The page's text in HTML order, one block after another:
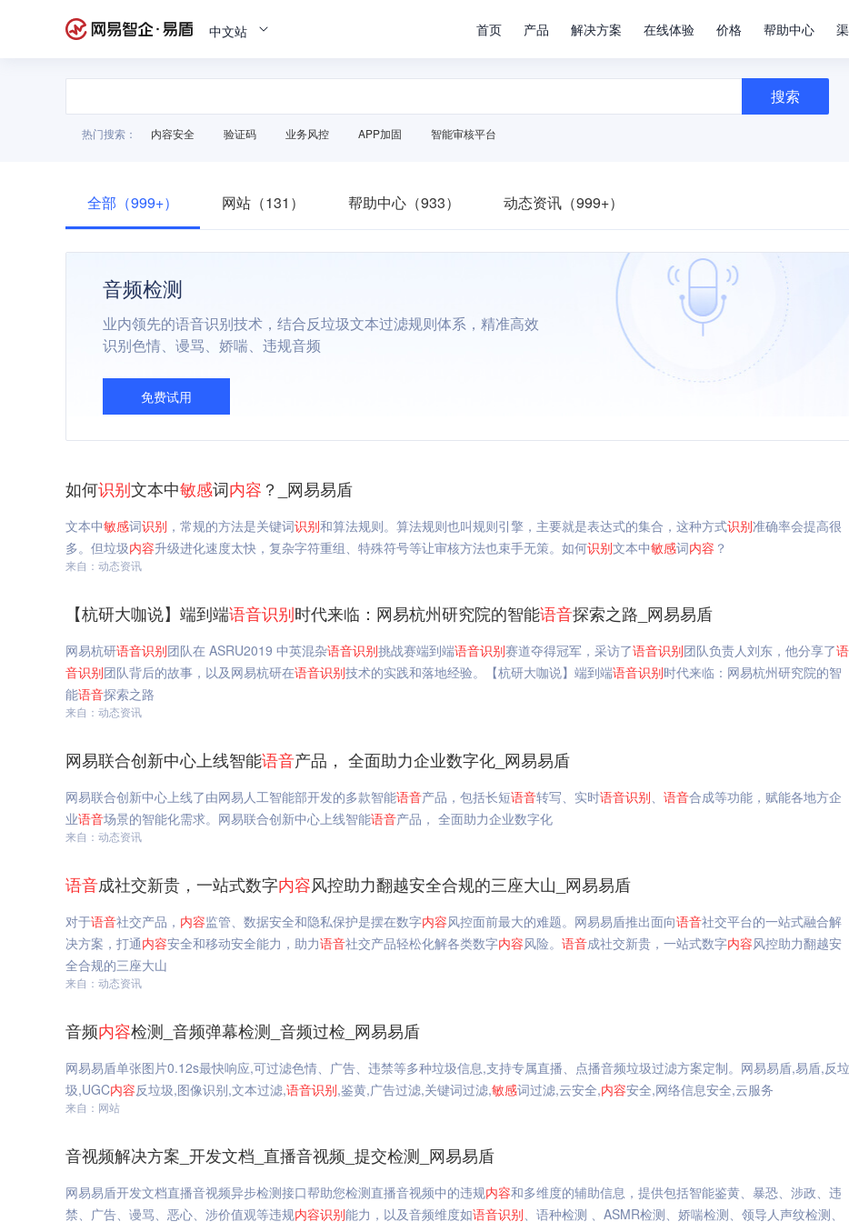
中文站 首页 产品 解决方案 在线体验 价格 帮助中心
搜索
热门搜索： 内容安全 验证码 业务风控 APP加固 智能审核平台
全部（999+） 网站（131） 帮助中心（933） 动态资讯（999+）
音频检测
业内领先的语音识别技术，结合反垃圾文本过滤规则体系，精准高效
识别色情、谩骂、娇喘、违规音频
免费试用
如何识别文本中敏感词内容 ？_网易易盾
文本中敏感词识别 ，常规的方法是关键词识别和算法规则。算法规则也叫规则引擎，主要就是表达式的集合，这种方式识别准确率会提高很
多。但垃圾内容升级进化速度太快，复杂字符重组、特殊符号等让审核方法也束手无策。如何识别文本中敏感词内容 ？
来自：动态资讯
【杭研大咖说】端到端语音识别时代来临：网易杭州研究院的智能语音探索之路_网易易盾
网易杭研语音识别团队在 ASRU2019 中英混杂语音识别挑战赛端到端语音识别赛道夺得冠军，采访了语音识别团队负责人刘东，他分享了语
音识别团队背后的故事，以及网易杭研在语音识别技术的实践和落地经验。【杭研大咖说】端到端语音识别时代来临：网易杭州研究院的智
能语音探索之路
来自：动态资讯
网易联合创新中心上线智能语音产品， 全面助力企业数字化_网易易盾
网易联合创新中心上线了由网易人工智能部开发的多款智能语音产品，包括长短语音转写、实时语音识别、 语音合成等功能，赋能各地方企
业语音场景的智能化需求。网易联合创新中心上线智能语音产品， 全面助力企业数字化
来自：动态资讯
语音成社交新贵，一站式数字内容风控助力翻越安全合规的三座大山_网易易盾
对于语音社交产品， 内容监管、数据安全和隐私保护是摆在数字内容风控面前最大的难题。网易易盾推出面向语音社交平台的一站式融合解
决方案，打通内容安全和移动安全能力，助力语音社交产品轻松化解各类数字内容风险。 语音成社交新贵，一站式数字内容风控助力翻越安
全合规的三座大山
来自：动态资讯
音频内容检测_音频弹幕检测_音频过检_网易易盾
网易易盾单张图片0.12s最快响应,可过滤色情、广告、违禁等多种垃圾信息,支持专属直播、点播音频垃圾过滤方案定制。网易易盾,易盾,反垃
圾,UGC内容反垃圾,图像识别,文本过滤,语音识别,鉴黄,广告过滤,关键词过滤,敏感词过滤,云安全,内容安全,网络信息安全,云服务
来自：网站
音视频解决方案_开发文档_直播音视频_提交检测_网易易盾
网易易盾开发文档直播音视频异步检测接口帮助您检测直播音视频中的违规内容和多维度的辅助信息，提供包括智能鉴黄、暴恐、涉政、违
禁、广告、谩骂、恶心、涉价值观等违规内容识别能力，以及音频维度如语音识别、语种检测 、ASMR检测、娇喘检测、领导人声纹检测、